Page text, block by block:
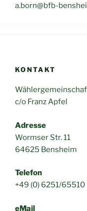
a.born@bfb-
KONTAKT
c/o Franz Apfel
Adresse
Wormser Str. 11
64625 Bensheim
Telefon
+49 (0) 6251/65510
eMail